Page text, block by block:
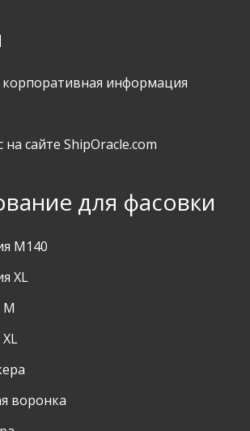
информация
сайте ShipOracle.com
для фасовки
M140
XL
воронка